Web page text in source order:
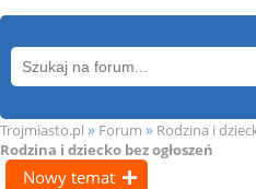
Trojmiasto.pl » Forum » Rodzina i
Rodzina i dziecko bez ogłoszeń
Nowy temat